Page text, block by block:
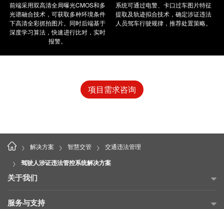
前端采用双高清全局曝光CMOS和多
光谱融合技术，可获取多种环境条件
下高清全彩抓拍图片。同时后端基于
深度学习算法，快速进行比对，实时
报警。
系统可通过电警、卡口过车图片特征
提取及轨迹拟合技术，确定涉证违法
人员驾车行驶规律，推荐处置策略。
项目需求咨询
> 解决方案 > 智慧交管 > 交通违法管理
> 驾驶人涉证违法管控系统解决方案
关于我们
公司简介
服务与支持